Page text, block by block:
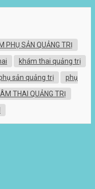
PHỤ SẢN QUẢNG TRỊ
khám thai quảng trị
sản quảng trị
phụ
THAI QUẢNG TRỊ